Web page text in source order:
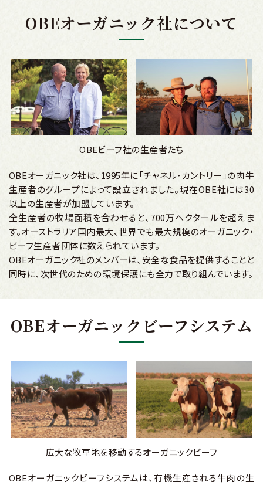
OBEオーガニック社について
OBEオーガニック社は、1995年に「チャネル･カントリー」の肉牛
生産者のグループによって設立されました。現在OBE社には30
以上の生産者が加盟しています。
全生産者の牧場面積を合わせると、700万ヘクタールを超えま
す。オーストラリア国内最大、世界でも最大規模のオーガニック‧
ビーフ生産者団体に数えられています。
OBEオーガニック社のメンバーは、安全な食品を提供することと
同時に、次世代のための環境保護にも全力で取り組んでいます。
OBEビーフ社の生産者たち
OBEオーガニックビーフシステム
OBEオーガニックビーフシステムは、有機生産される牛肉の生
広大な牧草地を移動するオーガニックビーフ